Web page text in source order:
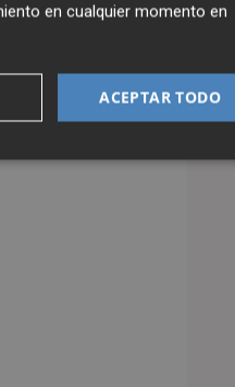
en cualquier momento en
ACEPTAR TODO